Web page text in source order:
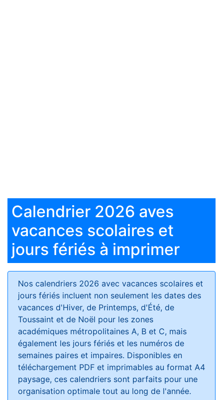
Calendrier 2026 aves
vacances scolaires et
jours fériés à imprimer
Nos calendriers 2026 avec vacances scolaires et
jours fériés incluent non seulement les dates des
vacances d'Hiver, de Printemps, d'Été, de
Toussaint et de Noël pour les zones
académiques métropolitaines A, B et C, mais
également les jours fériés et les numéros de
semaines paires et impaires. Disponibles en
téléchargement PDF et imprimables au format A4
paysage, ces calendriers sont parfaits pour une
organisation optimale tout au long de l'année.